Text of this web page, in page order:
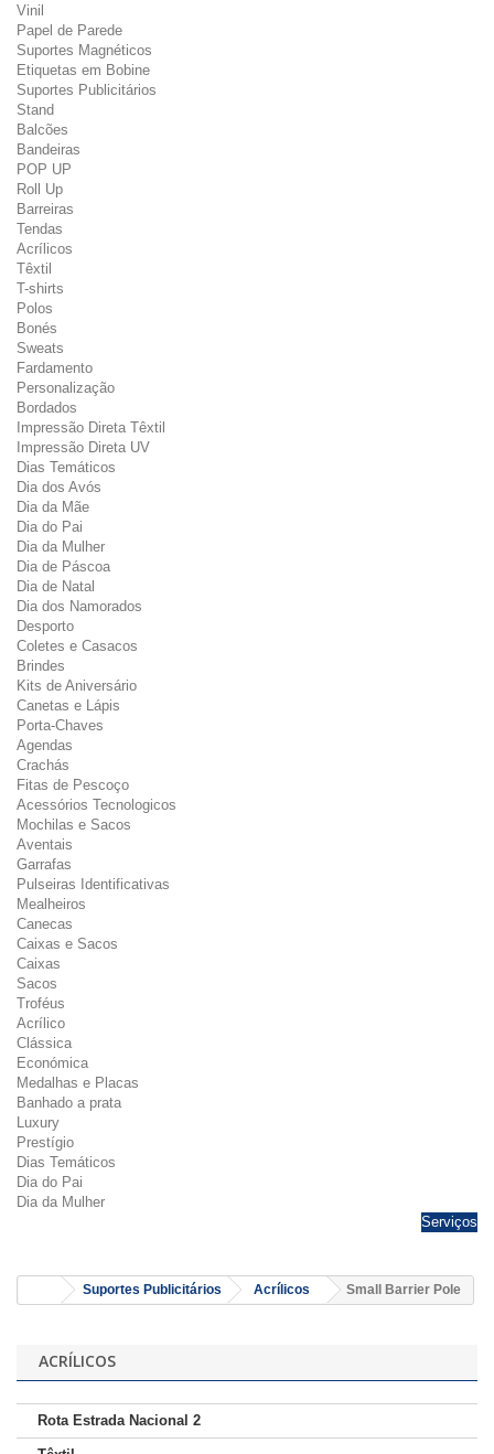
Vinil
Papel de Parede
Suportes Magnéticos
Etiquetas em Bobine
Suportes Publicitários
Stand
Balcões
Bandeiras
POP UP
Roll Up
Barreiras
Tendas
Acrílicos
Têxtil
T-shirts
Polos
Bonés
Sweats
Fardamento
Personalização
Bordados
Impressão Direta Têxtil
Impressão Direta UV
Dias Temáticos
Dia dos Avós
Dia da Mãe
Dia do Pai
Dia da Mulher
Dia de Páscoa
Dia de Natal
Dia dos Namorados
Desporto
Coletes e Casacos
Brindes
Kits de Aniversário
Canetas e Lápis
Porta-Chaves
Agendas
Crachás
Fitas de Pescoço
Acessórios Tecnologicos
Mochilas e Sacos
Aventais
Garrafas
Pulseiras Identificativas
Mealheiros
Canecas
Caixas e Sacos
Caixas
Sacos
Troféus
Acrílico
Clássica
Económica
Medalhas e Placas
Banhado a prata
Luxury
Prestígio
Dias Temáticos
Dia do Pai
Dia da Mulher
Serviços
Suportes Publicitários Acrílicos Small Barrier Pole
ACRÍLICOS
Rota Estrada Nacional 2